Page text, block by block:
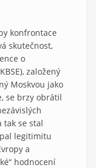
konfrontace
skutečnost,
o
založený
Moskvou jako
se brzy obrátil
tak se stal
legitimitu
a
hodnocení